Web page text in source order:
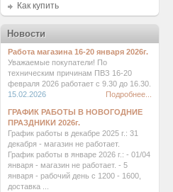
Как купить
Новости
Работа магазина 16-20 января 2026г.
Уважаемые покупатели! По
техническим причинам ПВЗ 16-20
февраля 2026 работает с 9.30 до 16.30.
15.02.2026
Подробнее...
ГРАФИК РАБОТЫ В НОВОГОДНИЕ
ПРАЗДНИКИ 2026г.
График работы в декабре 2025 г.: 31
декабря - магазин не работает.
График работы в январе 2026 г.: - 01/04
января - магазин не работает. - 5
января - рабочий день с 1200 - 1600,
доставка ...